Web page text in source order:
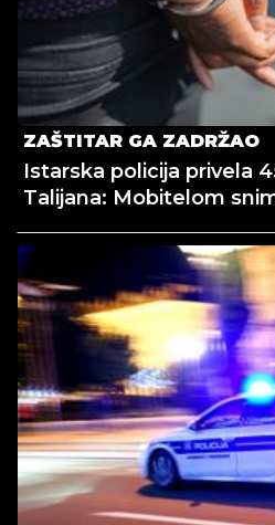
ZAŠTITAR GA ZADRŽAO
Istarska policija privela
Talijana: Mobitelom